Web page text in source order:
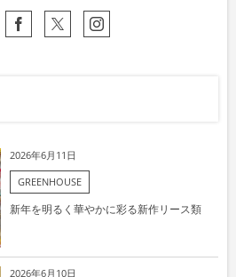
2026年6月11日
GREENHOUSE
新年を明るく華やかに彩る新作リース類
2026年6月10日